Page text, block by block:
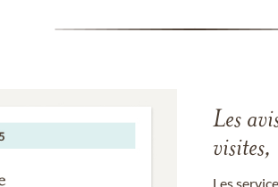
Les
Les